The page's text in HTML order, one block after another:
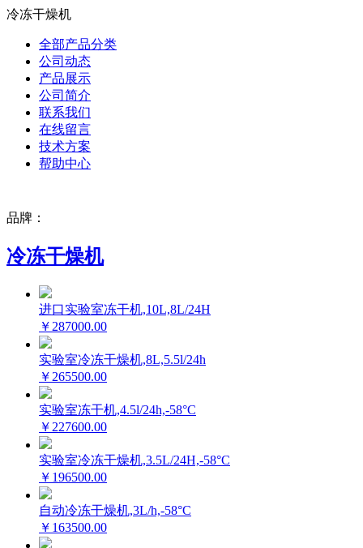
冷冻干燥机
全部产品分类
公司动态
产品展示
公司简介
联系我们
在线留言
技术方案
帮助中心
品牌：
冷冻干燥机
进口实验室冻干机,10L,8L/24H
￥287000.00
实验室冷冻干燥机,8L,5.5l/24h
￥265500.00
实验室冻干机,4.5l/24h,-58°C
￥227600.00
实验室冷冻干燥机,3.5L/24H,-58°C
￥196500.00
自动冷冻干燥机,3L/h,-58°C
￥163500.00